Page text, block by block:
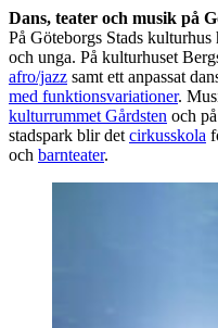
Dans, teater och musik på
På Göteborgs Stads
och unga. På kulturhuset
afro/jazz samt ett anpassat
med funktionsvariationer.
kulturrummet Gårdsten och
stadspark blir det cirkusskola
och barnteater.